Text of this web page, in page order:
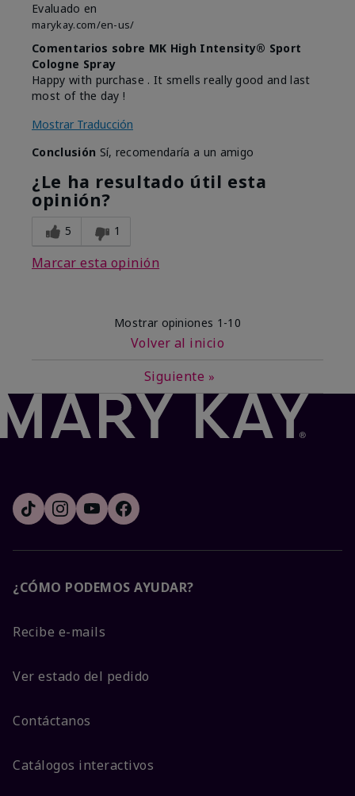
Evaluado en
marykay.com/en-us/
Comentarios sobre MK High Intensity® Sport
Cologne Spray
Happy with purchase . It smells really good and last
most of the day !
Mostrar Traducción
Conclusión Sí, recomendaría a un amigo
¿Le ha resultado útil esta
opinión?
5 1
Marcar esta opinión
Mostrar opiniones 1-10
Volver al inicio
Siguiente »
¿CÓMO PODEMOS AYUDAR?
Recibe e-mails
Ver estado del pedido
Contáctanos
Catálogos interactivos